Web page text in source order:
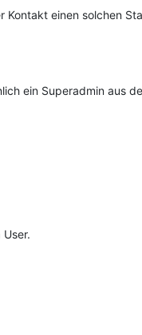
einen solchen
ein Superadmin aus